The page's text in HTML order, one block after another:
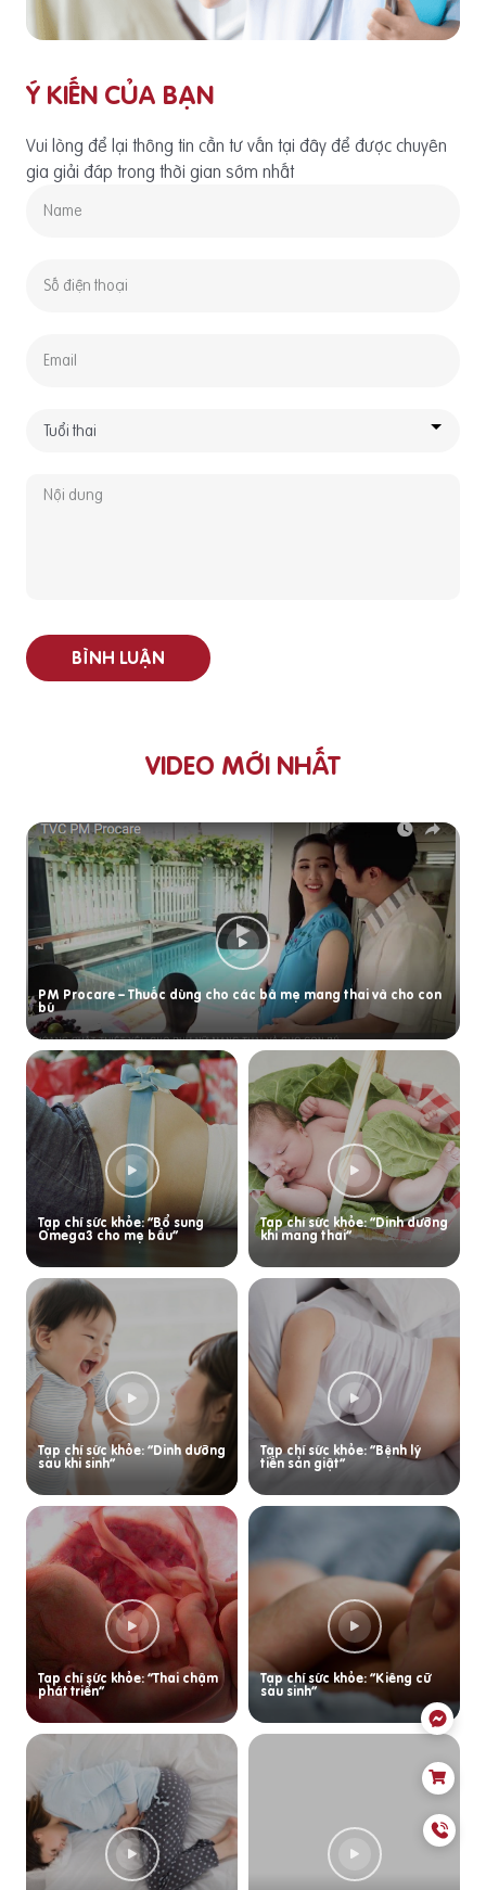
Ý KIẾN CỦA BẠN
Vui lòng để lại thông tin cần tư vấn tại đây để được chuyên
gia giải đáp trong thời gian sớm nhất
BÌNH LUẬN
VIDEO MỚI NHẤT
PM Procare – Thuốc dùng cho các bà mẹ mang thai và cho con
bú
Tạp chí sức khỏe: “Bổ sung
Omega3 cho mẹ bầu”
Tạp chí sức khỏe: “Dinh dưỡng
khi mang thai”
Tạp chí sức khỏe: “Dinh dưỡng
sau khi sinh”
Tạp chí sức khỏe: “Bệnh lý
tiền sản giật”
Tạp chí sức khỏe: “Thai chậm
phát triển”
Tạp chí sức khỏe: “Kiêng cữ
sau sinh”